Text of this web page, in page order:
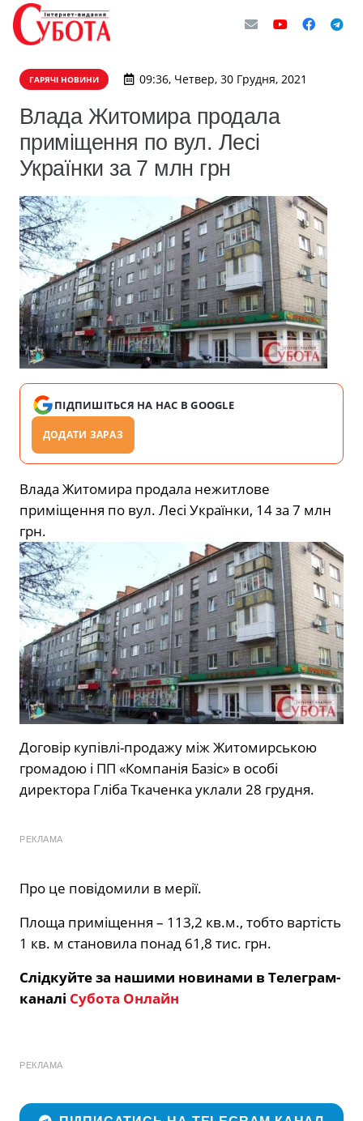
ГАРЯЧІ НОВИНИ 09:36, Четвер, 30 Грудня, 2021
Влада Житомира продала
приміщення по вул. Лесі
Українки за 7 млн грн
ПІДПИШІТЬСЯ НА НАС В GOOGLE
ДОДАТИ ЗАРАЗ
Влада Житомира продала нежитлове
приміщення по вул. Лесі Українки, 14 за 7 млн
грн.
Договір купівлі-продажу між Житомирською
громадою і ПП «Компанія Базіс» в особі
директора Гліба Ткаченка уклали 28 грудня.
РЕКЛАМА
Про це повідомили в мерії.
Площа приміщення – 113,2 кв.м., тобто вартість
1 кв. м становила понад 61,8 тис. грн.
Слідкуйте за нашими новинами в Телеграм-
каналі Субота Онлайн
РЕКЛАМА